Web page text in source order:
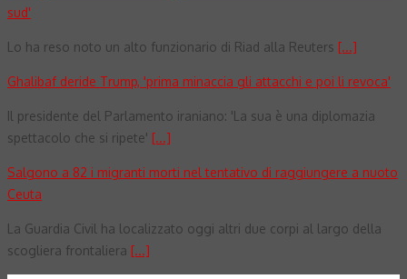
sud'
Lo ha reso noto un alto funzionario di Riad alla Reuters [...]
Ghalibaf deride Trump, 'prima minaccia gli attacchi e poi li revoca'
Il presidente del Parlamento iraniano: 'La sua è una diplomazia
spettacolo che si ripete' [...]
Salgono a 82 i migranti morti nel tentativo di raggiungere a nuoto
Ceuta
La Guardia Civil ha localizzato oggi altri due corpi al largo della
scogliera frontaliera [...]